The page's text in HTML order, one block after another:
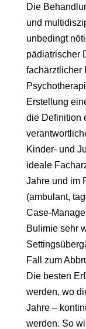
Die
und
unbedingt
pädiatrischer
fachärztlicher
Erstellung
die Definition
Kinder- und
ideale
Jahre und im
(ambulant,
Case-
Bulimie sehr
Fall zum
Die besten
werden, wo
Jahre –
werden. So